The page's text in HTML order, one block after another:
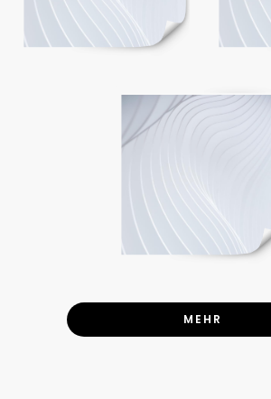
MEHR